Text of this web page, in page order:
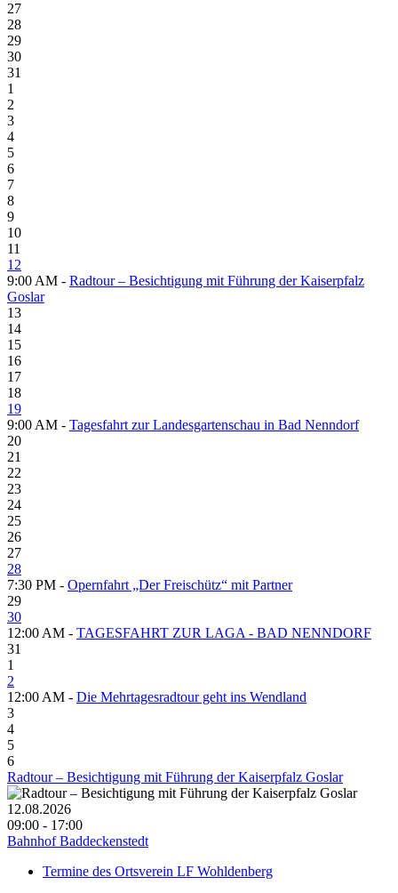
27
28
29
30
31
1
2
3
4
5
6
7
8
9
10
11
12
9:00 AM - Radtour – Besichtigung mit Führung der Kaiserpfalz
Goslar
13
14
15
16
17
18
19
9:00 AM - Tagesfahrt zur Landesgartenschau in Bad Nenndorf
20
21
22
23
24
25
26
27
28
7:30 PM - Opernfahrt „Der Freischütz“ mit Partner
29
30
12:00 AM - TAGESFAHRT ZUR LAGA - BAD NENNDORF
31
1
2
12:00 AM - Die Mehrtagesradtour geht ins Wendland
3
4
5
6
Radtour – Besichtigung mit Führung der Kaiserpfalz Goslar
12.08.2026
09:00 - 17:00
Bahnhof Baddeckenstedt
Termine des Ortsverein LF Wohldenberg